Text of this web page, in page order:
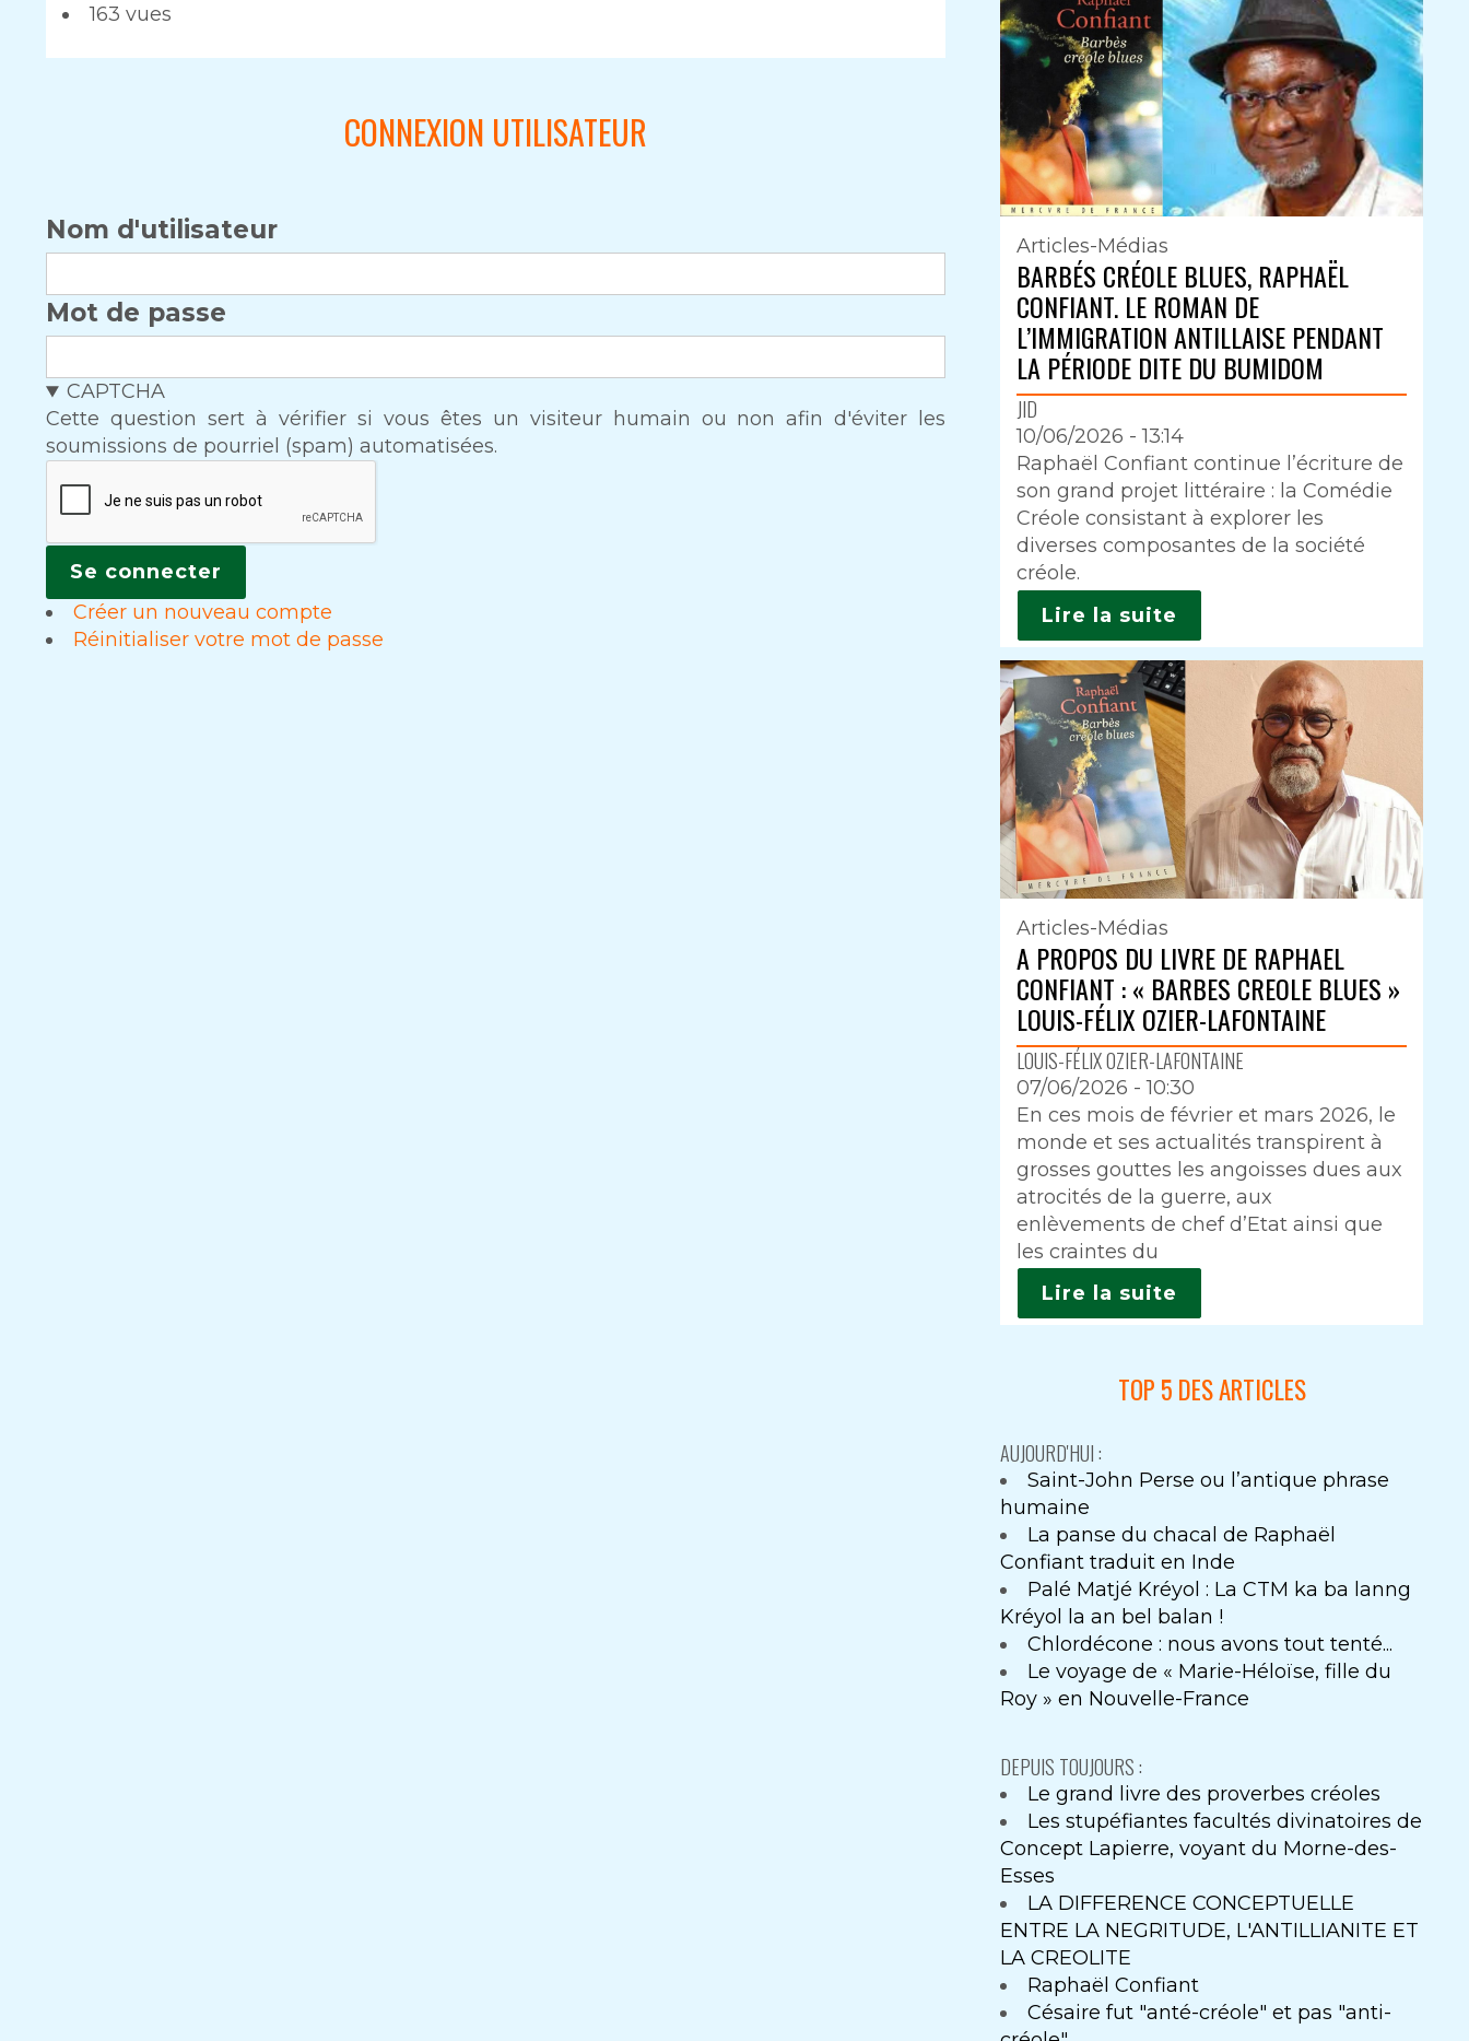
163 vues
CONNEXION UTILISATEUR
Nom d'utilisateur
Mot de passe
CAPTCHA
Cette question sert à vérifier si vous êtes un visiteur humain ou non afin d'éviter les
soumissions de pourriel (spam) automatisées.
Créer un nouveau compte
Réinitialiser votre mot de passe
Articles-Médias
BARBÉS CRÉOLE BLUES, RAPHAËL
CONFIANT. LE ROMAN DE
L’IMMIGRATION ANTILLAISE PENDANT
LA PÉRIODE DITE DU BUMIDOM
JID
10/06/2026 - 13:14
Intro
Raphaël Confiant continue l’écriture de
son grand projet littéraire : la Comédie
Créole consistant à explorer les
diverses composantes de la société
créole.
Lire la suite
Articles-Médias
A PROPOS DU LIVRE DE RAPHAEL
CONFIANT : « BARBES CREOLE BLUES »
LOUIS-FÉLIX OZIER-LAFONTAINE
LOUIS-FÉLIX OZIER-LAFONTAINE
07/06/2026 - 10:30
Intro
En ces mois de février et mars 2026, le
monde et ses actualités transpirent à
grosses gouttes les angoisses dues aux
atrocités de la guerre, aux
enlèvements de chef d’Etat ainsi que
les craintes du
Lire la suite
TOP 5 DES ARTICLES
AUJOURD'HUI :
Saint-John Perse ou l’antique phrase
humaine
La panse du chacal de Raphaël
Confiant traduit en Inde
Palé Matjé Kréyol : La CTM ka ba lanng
Kréyol la an bel balan !
Chlordécone : nous avons tout tenté...
Le voyage de « Marie-Héloïse, fille du
Roy » en Nouvelle-France
DEPUIS TOUJOURS :
Le grand livre des proverbes créoles
Les stupéfiantes facultés divinatoires de
Concept Lapierre, voyant du Morne-des-
Esses
LA DIFFERENCE CONCEPTUELLE
ENTRE LA NEGRITUDE, L'ANTILLIANITE ET
LA CREOLITE
Raphaël Confiant
Césaire fut "anté-créole" et pas "anti-